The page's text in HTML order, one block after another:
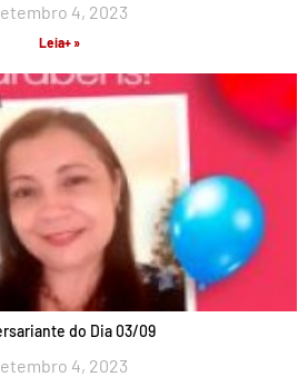
4, 2023
Leia+ »
do Dia 03/09
4, 2023